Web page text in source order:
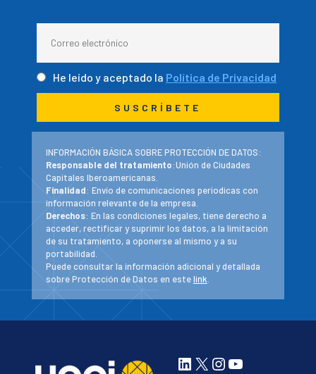
He leído y aceptado la Política de Privacidad
INFORMACIÓN BÁSICA SOBRE PROTECCIÓN DE DATOS:
Responsable del tratamiento:Unión de Ciudades
Capitales Iberoamericanas.
Finalidad: Envío de comunicaciones periodicas con
información relevante de la empresa.
Derechos: En las condiciones legales, tiene derecho a
acceder, rectificar y suprimir los datos, a la limitación
de su tratamiento, a oponerse al mismo y a su
portabilidad.
Puede consultar la información adicional y detallada
sobre Protección de Datos en estelink
LinkedIn
X Instagram
YouTube